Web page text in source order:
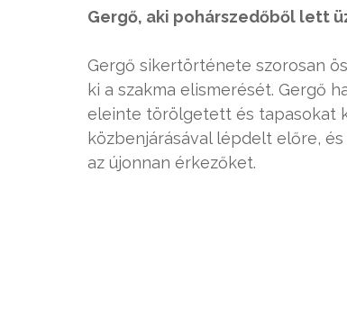
Gergő, aki pohárszedőből lett
Gergő sikertörténete szorosan
ki a szakma elismerését. Gergő
eleinte törölgetett és tapasokat
közbenjárásával lépdelt előre,
az újonnan érkezőket.